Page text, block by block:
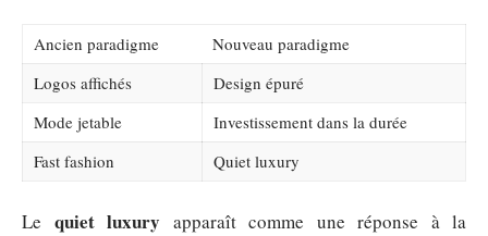
Ancien paradigme
Nouveau paradigme
Logos affichés
Design épuré
Mode jetable
Investissement dans la durée
Fast fashion
Quiet luxury
Le quiet luxury apparaît comme une réponse à la